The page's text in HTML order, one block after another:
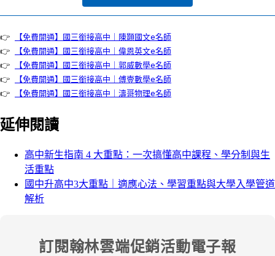
👉
【免費開通】國三銜接高中｜陳顥國文e名師
👉
【免費開通】國三銜接高中｜偉恩英文e名師
👉
【免費開通】國三銜接高中｜郭威數學e名師
👉
【免費開通】國三銜接高中｜傅壹數學e名師
👉
【免費開通】國三銜接高中｜濤哥物理e名師
延伸閱讀
高中新生指南 4 大重點：一次搞懂高中課程、學分制與生
活重點
國中升高中3大重點｜適應心法、學習重點與大學入學管道
解析
訂閱翰林雲端促銷活動電子報